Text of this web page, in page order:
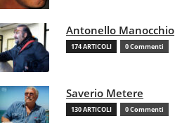
Antonello Manocchio
174 ARTICOLI 0 Commenti
Saverio Metere
130 ARTICOLI 0 Commenti